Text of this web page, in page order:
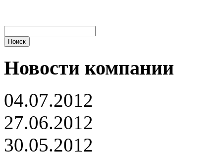
Новости компании
04.07.2012
27.06.2012
30.05.2012